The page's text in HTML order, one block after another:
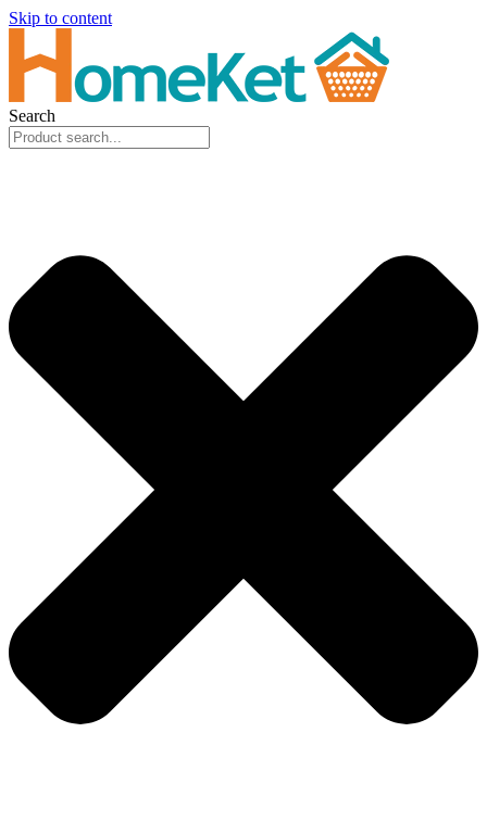
Skip to content
Search